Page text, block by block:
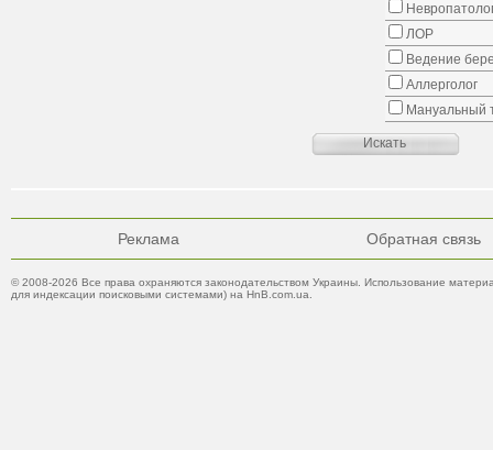
ЛОР
Ведение
Аллерголог
Мануальный
Реклама Обратная связь
© 2008-2026 Все права охраняются законодательством Украины. Использование
для индексации поисковыми системами) на HnB.com.ua.